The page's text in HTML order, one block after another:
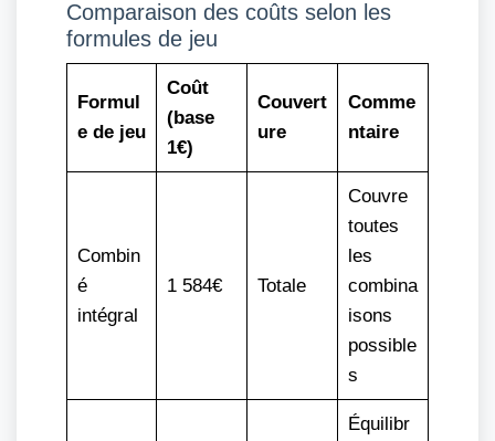
Comparaison des coûts selon les
formules de jeu
Formul
e de jeu
Coût
(base
1€)
Couvert
ure
Comme
ntaire
Combin
é
intégral
1 584€ Totale
Couvre
toutes
les
combina
isons
possible
s
Équilibr